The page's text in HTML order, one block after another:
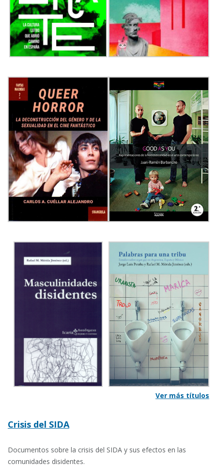
Ver más títulos
Crisis del SIDA
Documentos sobre la crisis del SIDA y sus efectos en las
comunidades disidentes.